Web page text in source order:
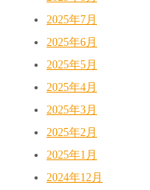
2025年7月
2025年6月
2025年5月
2025年4月
2025年3月
2025年2月
2025年1月
2024年12月